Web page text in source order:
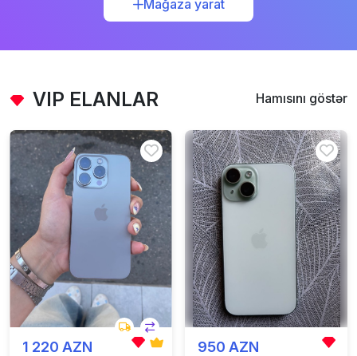
Mağaza yarat
VIP ELANLAR Hamısını göstər
1 220 AZN 950 AZN